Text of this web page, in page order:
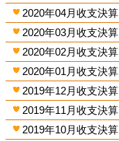
2020年04月收支決算
2020年03月收支決算
2020年02月收支決算
2020年01月收支決算
2019年12月收支決算
2019年11月收支決算
2019年10月收支決算